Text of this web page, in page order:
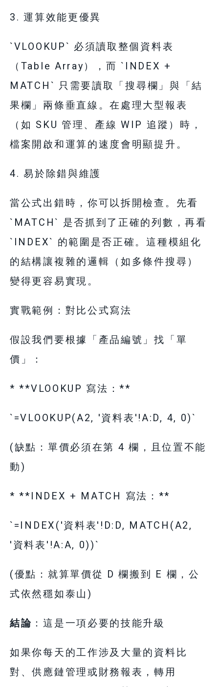
3. 運算效能更優異
`VLOOKUP` 必須讀取整個資料表
（Table Array），而 `INDEX +
MATCH` 只需要讀取「搜尋欄」與「結
果欄」兩條垂直線。在處理大型報表
（如 SKU 管理、產線 WIP 追蹤）時，
檔案開啟和運算的速度會明顯提升。
4. 易於除錯與維護
當公式出錯時，你可以拆開檢查。先看
`MATCH` 是否抓到了正確的列數，再看
`INDEX` 的範圍是否正確。這種模組化
的結構讓複雜的邏輯（如多條件搜尋）
變得更容易實現。
實戰範例：對比公式寫法
假設我們要根據「產品編號」找「單
價」：
* **VLOOKUP 寫法：**
`=VLOOKUP(A2, '資料表'!A:D, 4, 0)`
(缺點：單價必須在第 4 欄，且位置不能
動)
* **INDEX + MATCH 寫法：**
`=INDEX('資料表'!D:D, MATCH(A2,
'資料表'!A:A, 0))`
(優點：就算單價從 D 欄搬到 E 欄，公
式依然穩如泰山)
結論 ：這是一項必要的技能升級
如果你每天的工作涉及大量的資料比
對、供應鏈管理或財務報表，轉用